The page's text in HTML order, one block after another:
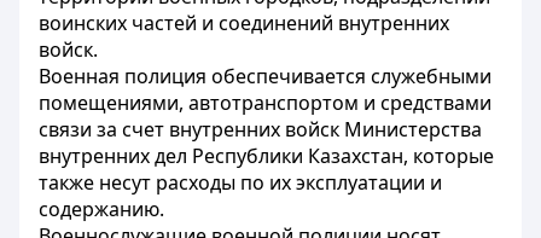
воинских частей и соединений внутренних
войск.
Военная полиция обеспечивается служебными
помещениями, автотранспортом и средствами
связи за счет внутренних войск Министерства
внутренних дел Республики Казахстан, которые
также несут расходы по их эксплуатации и
содержанию.